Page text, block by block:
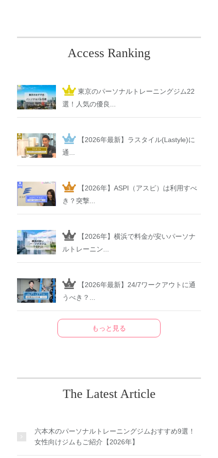
Access Ranking
東京のパーソナルトレーニングジム22
選！人気の優良...
【2026年最新】ラスタイル(Lastyle)に
通...
【2026年】ASPI（アスピ）は利用すべ
き？突撃...
【2026年】横浜で料金が安いパーソナ
ルトレーニン...
【2026年最新】24/7ワークアウトに通
うべき？...
もっと見る
The Latest Article
六本木のパーソナルトレーニングジムおすすめ9選！
女性向けジムもご紹介【2026年】